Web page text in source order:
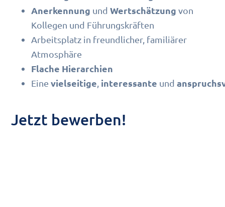
Anerkennung undWertschätzungvon
Kollegen und Führungskräften
Arbeitsplatz in freundlicher, familiärer
Atmosphäre
Flache Hierarchien
Einevielseitige interessante und
Jetzt bewerben!